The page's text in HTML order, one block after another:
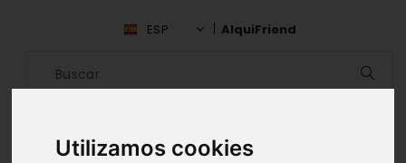
Utilizamos cookies
ESP AlquiFriend